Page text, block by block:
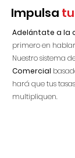
Impulsa
Adelántate a la
primero en
Nuestro sistema
Comercial
hará que tus
multipliquen.